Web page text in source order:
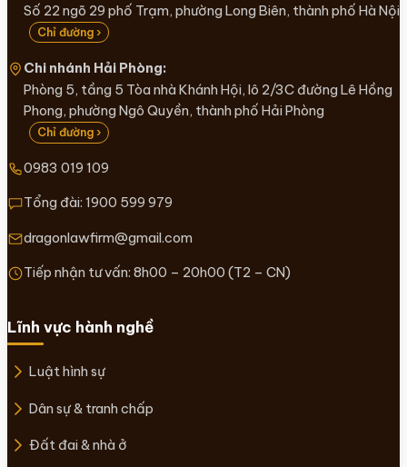
Số 22 ngõ 29 phố Trạm, phường Long Biên, thành phố Hà Nội
Chỉ đường ›
Chi nhánh Hải Phòng:
Phòng 5, tầng 5 Tòa nhà Khánh Hội, lô 2/3C đường Lê Hồng
Phong, phường Ngô Quyền, thành phố Hải Phòng
Chỉ đường ›
0983 019 109
Tổng đài: 1900 599 979
dragonlawfirm@gmail.com
Tiếp nhận tư vấn: 8h00 – 20h00 (T2 – CN)
Lĩnh vực hành nghề
Luật hình sự
Dân sự & tranh chấp
Đất đai & nhà ở